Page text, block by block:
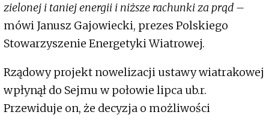
zielonej i taniej energii i niższe rachunki za prąd –
mówi Janusz Gajowiecki, prezes Polskiego
Stowarzyszenie Energetyki Wiatrowej.
Rządowy projekt nowelizacji ustawy wiatrakowej
wpłynął do Sejmu w połowie lipca ub.r.
Przewiduje on, że decyzja o możliwości